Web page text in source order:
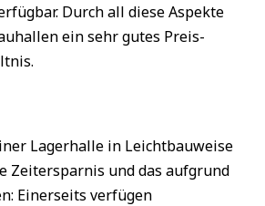
Durch all diese Aspekte
ein sehr gutes Preis-
Lagerhalle in Leichtbauweise
Zeitersparnis und das aufgrund
Einerseits verfügen